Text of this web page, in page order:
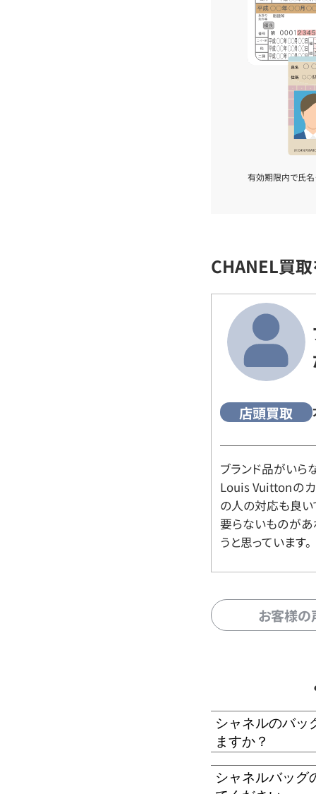
有効期限内で氏名
CHANEL買
店頭買取
ブランド品がいら
Louis Vuittonの
の人の対応も良い
要らないものがあ
うと思っています。
お客様
シャネルのバッ
ますか？
シャネルバッグ